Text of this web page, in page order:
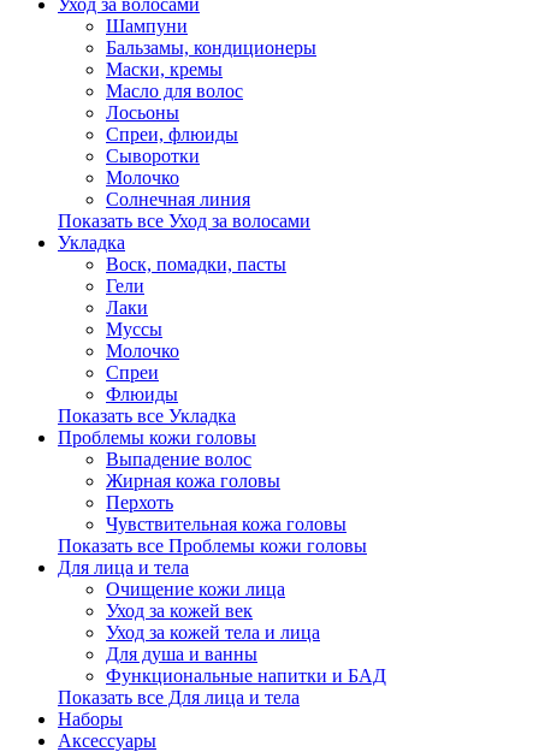
Уход за волосами
Шампуни
Бальзамы, кондиционеры
Маски, кремы
Масло для волос
Лосьоны
Спреи, флюиды
Сыворотки
Молочко
Солнечная линия
Показать все Уход за волосами
Укладка
Воск, помадки, пасты
Гели
Лаки
Муссы
Молочко
Спреи
Флюиды
Показать все Укладка
Проблемы кожи головы
Выпадение волос
Жирная кожа головы
Перхоть
Чувствительная кожа головы
Показать все Проблемы кожи головы
Для лица и тела
Очищение кожи лица
Уход за кожей век
Уход за кожей тела и лица
Для душа и ванны
Функциональные напитки и БАД
Показать все Для лица и тела
Наборы
Аксессуары